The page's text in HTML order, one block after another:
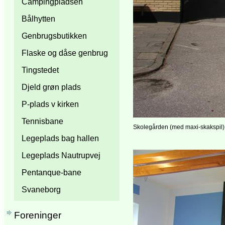
Campingpladsen
Bålhytten
Genbrugsbutikken
Flaske og dåse genbrug
Tingstedet
Djeld grøn plads
P-plads v kirken
Tennisbane
Legeplads bag hallen
Legeplads Nautrupvej
Pentanque-bane
Svaneborg
Foreninger
Skolegården (med maxi-